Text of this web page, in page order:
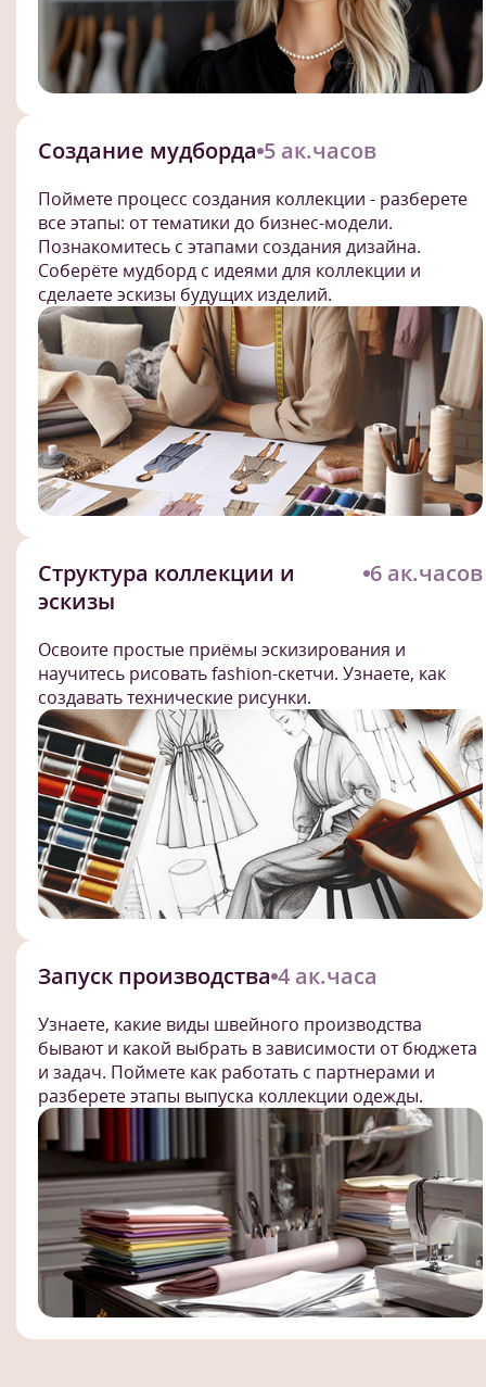
Создание мудборда 5 ак.часов
Поймете процесс создания коллекции - разберете
все этапы: от тематики до бизнес-модели.
Познакомитесь с этапами создания дизайна.
Соберёте мудборд с идеями для коллекции и
сделаете эскизы будущих изделий.
Структура коллекции и
эскизы
6 ак.часов
Освоите простые приёмы эскизирования и
научитесь рисовать fashion-скетчи. Узнаете, как
создавать технические рисунки.
Запуск производства 4 ак.часа
Узнаете, какие виды швейного производства
бывают и какой выбрать в зависимости от бюджета
и задач. Поймете как работать с партнерами и
разберете этапы выпуска коллекции одежды.